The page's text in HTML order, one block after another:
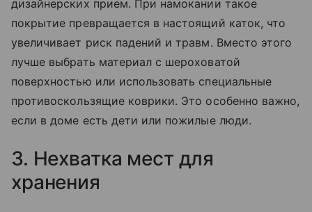
дизайнерских прием. При намокании такое
покрытие превращается в настоящий каток, что
увеличивает риск падений и травм. Вместо этого
лучше выбрать материал с шероховатой
поверхностью или использовать специальные
противоскользящие коврики. Это особенно важно,
если в доме есть дети или пожилые люди.
3. Нехватка мест для
хранения